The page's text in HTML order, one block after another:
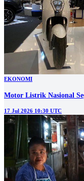
EKONOMI
Motor Listrik Nasional
17 Jul 2026 10:30 UTC